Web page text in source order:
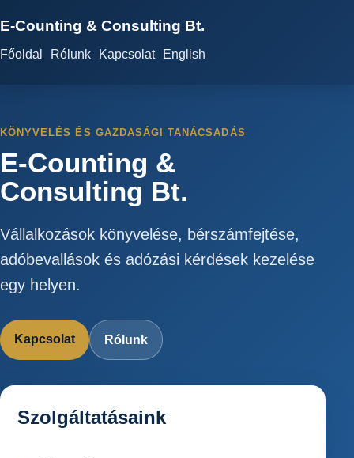
E-Counting & Consulting Bt.
Főoldal Rólunk Kapcsolat English
KÖNYVELÉS ÉS GAZDASÁGI TANÁCSADÁS
E-Counting &
Consulting Bt.
Vállalkozások könyvelése, bérszámfejtése,
adóbevallások és adózási kérdések kezelése
egy helyen.
Kapcsolat Rólunk
Szolgáltatásaink